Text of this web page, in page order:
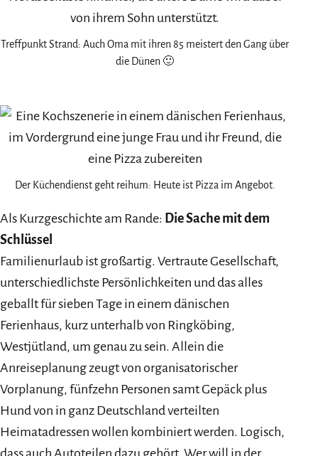
Treffpunkt Strand: Auch Oma mit ihren 85 meistert den Gang über
die Dünen 🙂
Der Küchendienst geht reihum: Heute ist Pizza im Angebot.
Als Kurzgeschichte am Rande: Die Sache mit dem
Schlüssel
Familienurlaub ist großartig. Vertraute Gesellschaft,
unterschiedlichste Persönlichkeiten und das alles
geballt für sieben Tage in einem dänischen
Ferienhaus, kurz unterhalb von Ringköbing,
Westjütland, um genau zu sein. Allein die
Anreiseplanung zeugt von organisatorischer
Vorplanung, fünfzehn Personen samt Gepäck plus
Hund von in ganz Deutschland verteilten
Heimatadressen wollen kombiniert werden. Logisch,